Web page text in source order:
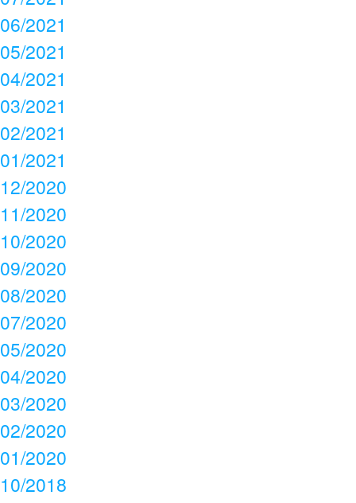
06/2021
05/2021
04/2021
03/2021
02/2021
01/2021
12/2020
11/2020
10/2020
09/2020
08/2020
07/2020
05/2020
04/2020
03/2020
02/2020
01/2020
10/2018